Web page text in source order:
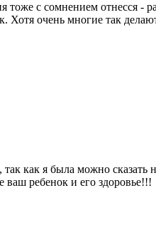
с сомнением отнесся -
Хотя очень многие так
как я была можно сказать
ваш ребенок и его здоровье!!!